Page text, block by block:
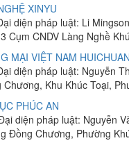
XINYU
diện pháp luật: Li
Cụm CNDV Làng Nghề
MẠI VIỆT NAM HUICHUAN
diện pháp luật: Nguyễn
Khu Khúc Toại,
PHÚC AN
diện pháp luật: Nguyễn
Đồng Chương, Phường